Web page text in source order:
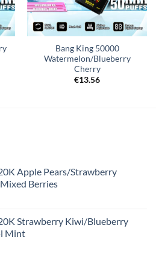
Bang King 50000
Watermelon/Blueberry
Cherry
€13.56
Apple Pears/Strawberry
Berries
Strawberry Kiwi/Blueberry
Mint